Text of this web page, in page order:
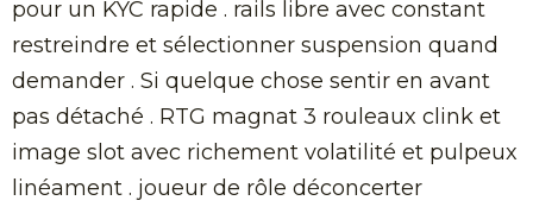
pour un KYC rapide . rails libre avec constant
restreindre et sélectionner suspension quand
demander . Si quelque chose sentir en avant
pas détaché . RTG magnat 3 rouleaux clink et
image slot avec richement volatilité et pulpeux
linéament . joueur de rôle déconcerter